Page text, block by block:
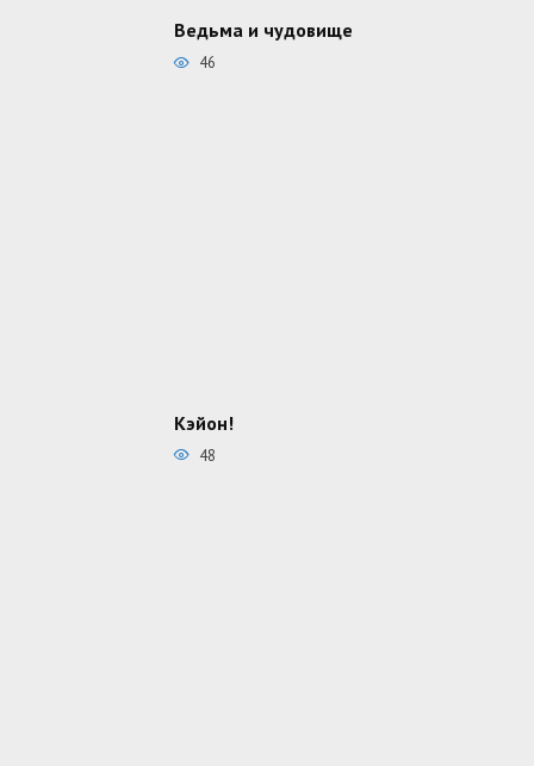
Ведьма и чудовище
46
Кэйон!
48